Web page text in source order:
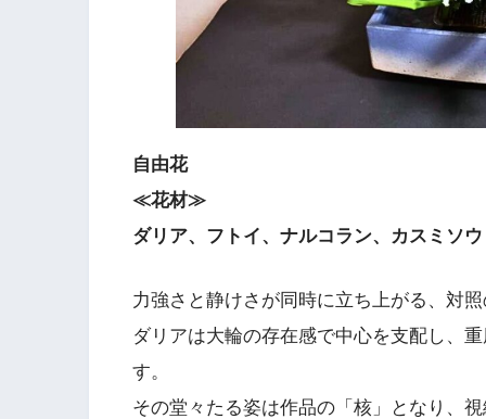
自由花
≪花材≫
ダリア、フトイ、ナルコラン、カスミソウ
力強さと静けさが同時に立ち上がる、対
ダリアは大輪の存在感で中心を支配し、
す。
その堂々たる姿は作品の「核」となり、